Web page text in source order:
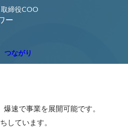
締役COO
ー
つながり
速で事業を展開可能です。
しています。